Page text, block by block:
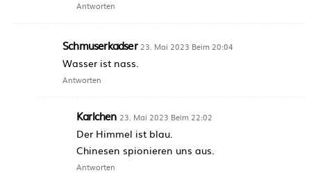
Antworten
Schmuserkadser 23. Mai 2023 Beim 20:04
Wasser ist nass.
Antworten
Karlchen 23. Mai 2023 Beim 22:02
Der Himmel ist blau.
Chinesen spionieren uns aus.
Antworten